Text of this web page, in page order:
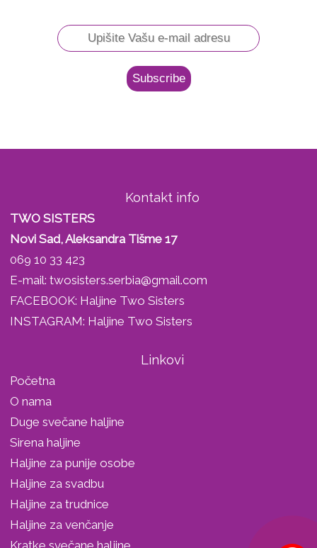
Kontakt info
TWO SISTERS
Novi Sad, Aleksandra Tišme 17
069 10 33 423
E-mail:twosisters.serbia@gmail.com
FACEBOOK: Haljine Two Sisters
INSTAGRAM: Haljine Two Sisters
Linkovi
Početna
O nama
Duge svečane haljine
Sirena haljine
Haljine za punije osobe
Haljine za svadbu
Haljine za trudnice
Haljine za venčanje
Kratke svečane haljine